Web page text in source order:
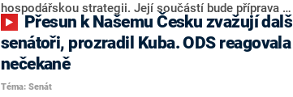
hospodářskou strategii. Její součástí bude příprava na
stárnutí populace, řekl ve středu na setkání s novináři
nový předseda lidovců Jan Grolich. Ten zároveň v
senátních volbách kandiduje ve Vyškově. Popsal i
aktivitu opozice, o níž vládní strany nebo političtí
komentátoři mluví jako o slabé a v defenzivě. „Je to
senátoři, prozradil Kuba. ODS reagovala
nečekaně
Téma: Senát